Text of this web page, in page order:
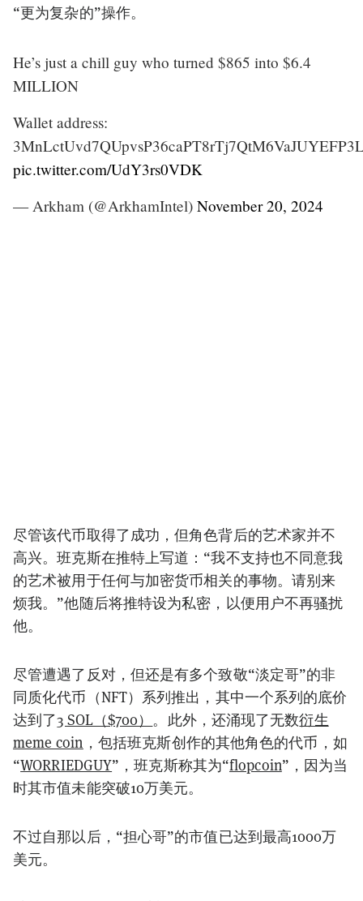
“更为复杂的”操作。
He’s just a chill guy who turned $865 into $6.4
MILLION
Wallet address:
pic.twitter.com/UdY3rs0VDK
— Arkham (@ArkhamIntel) November 20, 2024
尽管该代币取得了成功，但角色背后的艺术家并不
高兴。班克斯在推特上写道：“我不支持也不同意我
的艺术被用于任何与加密货币相关的事物。请别来
烦我。”他随后将推特设为私密，以便用户不再骚扰
他。
尽管遭遇了反对，但还是有多个致敬“淡定哥”的非
同质化代币（NFT）系列推出，其中一个系列的底价
达到了3 SOL（$700） 。此外，还涌现了无数衍生
meme coin ，包括班克斯创作的其他角色的代币，如
“WORRIEDGUY”，班克斯称其为“flopcoin”，因为当
时其市值未能突破10万美元。
不过自那以后，“担心哥”的市值已达到最高1000万
美元。